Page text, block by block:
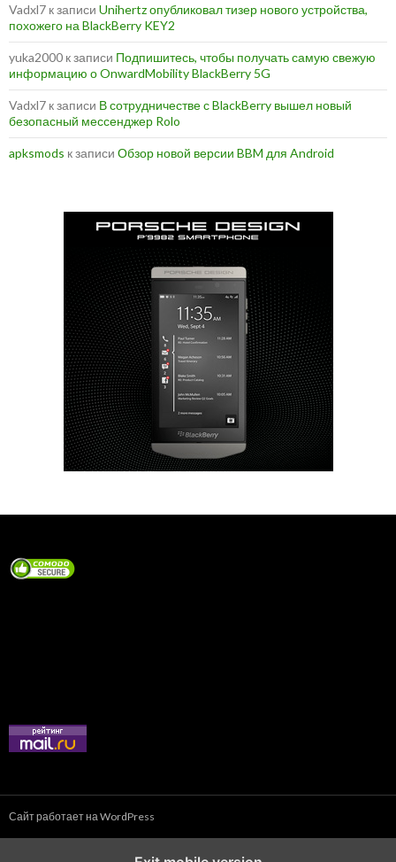
Vadxl7 к записи Unihertz опубликовал тизер нового устройства,
похожего на BlackBerry KEY2
yuka2000 к записи Подпишитесь, чтобы получать самую свежую
информацию о OnwardMobility BlackBerry 5G
Vadxl7 к записи В сотрудничестве с BlackBerry вышел новый
безопасный мессенджер Rolo
apksmods к записи Обзор новой версии BBM для Android
Сайт работает на WordPress